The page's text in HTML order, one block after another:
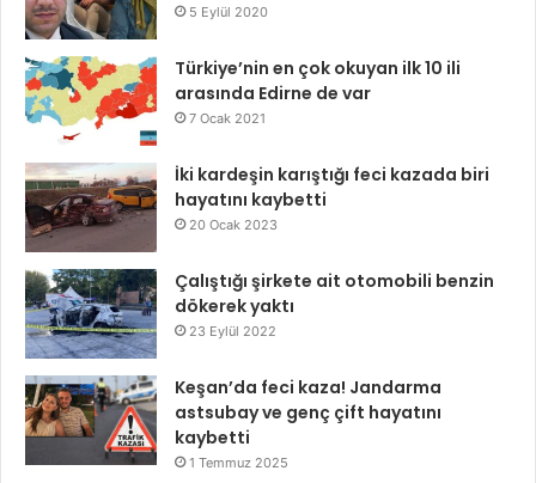
5 Eylül 2020
Türkiye’nin en çok okuyan ilk 10 ili
arasında Edirne de var
7 Ocak 2021
İki kardeşin karıştığı feci kazada biri
hayatını kaybetti
20 Ocak 2023
Çalıştığı şirkete ait otomobili benzin
dökerek yaktı
23 Eylül 2022
Keşan’da feci kaza! Jandarma
astsubay ve genç çift hayatını
kaybetti
1 Temmuz 2025